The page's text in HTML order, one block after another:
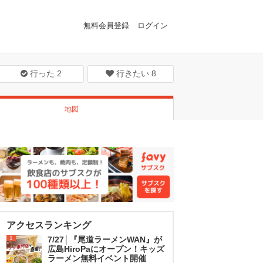
無料会員登録 ログイン
行った 2 行きたい 8
地図
アクセスランキング
1
7/27│『尾道ラーメンWAN』が
広島HiroPaにオープン！キッズ
ラーメン無料イベント開催